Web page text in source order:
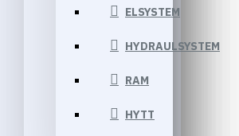
ELSYSTEM
HYDRAULSYSTEM
RAM
HYTT